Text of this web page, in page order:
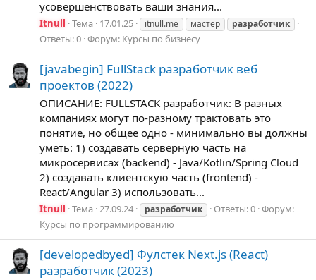
усовершенствовать ваши знания...
Itnull Тема 17.01.25 itnull.me мастер разработчик
Ответы: 0 Форум: Курсы по бизнесу
[javabegin] FullStack разработчик веб
проектов (2022)
ОПИСАНИЕ: FULLSTACK разработчик: В разных
компаниях могут по-разному трактовать это
понятие, но общее одно - минимально вы должны
уметь: 1) создавать серверную часть на
микросервисах (backend) - Java/Kotlin/Spring Cloud
2) создавать клиентскую часть (frontend) -
React/Angular 3) использовать...
Itnull Тема 27.09.24 разработчик Ответы: 0 Форум:
Курсы по программированию
[developedbyed] Фулстек Next.js (React)
разработчик (2023)